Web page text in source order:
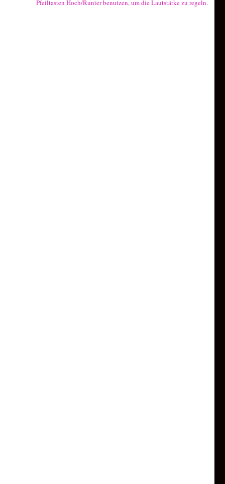
Pfeiltasten Hoch/Runter benutzen, um die Lautstärke zu regeln.